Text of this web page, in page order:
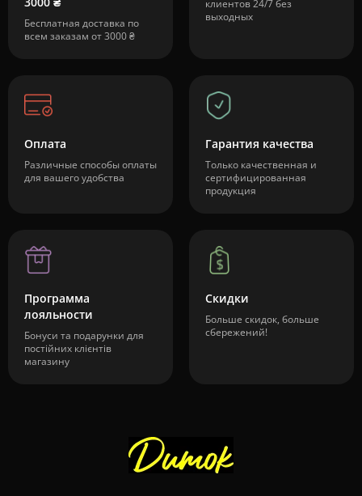
Бесплатная доставка по
всем заказам от 3000 ₴
клиентов 24/7 без
выходных
Оплата
Различные способы оплаты
для вашего удобства
Гарантия качества
Только качественная и
сертифицированная
продукция
Программа
лояльности
Бонуси та подарунки для
постійних клієнтів
магазину
Скидки
Больше скидок, больше
сбережений!